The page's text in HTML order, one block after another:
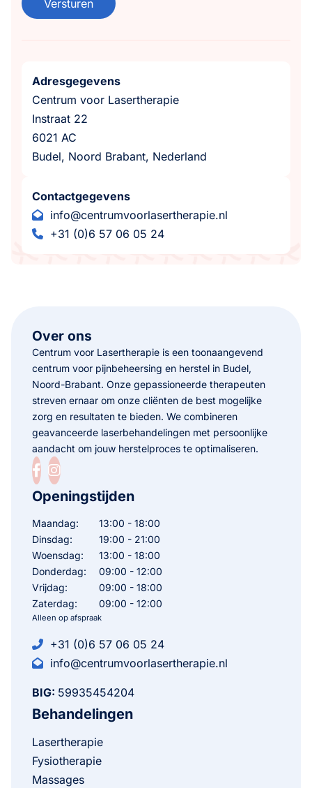
Versturen
Adresgegevens
Centrum voor Lasertherapie
Instraat 22
6021 AC
Budel, Noord Brabant, Nederland
Contactgegevens
info@centrumvoorlasertherapie.nl
+31 (0)6 57 06 05 24
Over ons
Centrum voor Lasertherapie is een toonaangevend
centrum voor pijnbeheersing en herstel in Budel,
Noord-Brabant. Onze gepassioneerde therapeuten
streven ernaar om onze cliënten de best mogelijke
zorg en resultaten te bieden. We combineren
geavanceerde laserbehandelingen met persoonlijke
aandacht om jouw herstelproces te optimaliseren.
Openingstijden
Maandag:
13:00 - 18:00
Dinsdag:
19:00 - 21:00
Woensdag:
13:00 - 18:00
Donderdag:
09:00 - 12:00
Vrijdag:
09:00 - 18:00
Zaterdag:
09:00 - 12:00
Alleen op afspraak
+31 (0)6 57 06 05 24
info@centrumvoorlasertherapie.nl
BIG: 59935454204
Behandelingen
Lasertherapie
Fysiotherapie
Massages